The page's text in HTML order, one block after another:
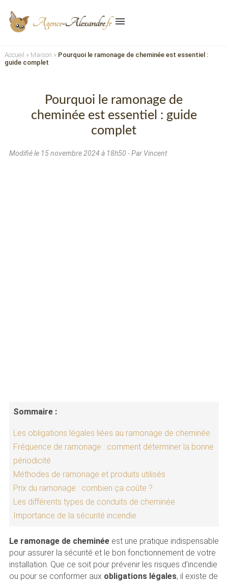
menu
Accueil » Maison » Pourquoi le ramonage de cheminée est essentiel :
guide complet
Pourquoi le ramonage de
cheminée est essentiel : guide
complet
Modifié le 15 novembre 2024 à 18h50 - Par Vincent
Sommaire :
Les obligations légales liées au ramonage de cheminée
Fréquence de ramonage : comment déterminer la bonne
périodicité
Méthodes de ramonage et produits utilisés
Prix du ramonage : combien ça coûte ?
Les différents types de conduits de cheminée
Importance de la sécurité incendie
Le ramonage de cheminéeest une pratique indispensable
pour assurer la sécurité et le bon fonctionnement de votre
installation. Que ce soit pour prévenir les risques d’incendie
ou pour se conformer aux obligations légales, il existe de